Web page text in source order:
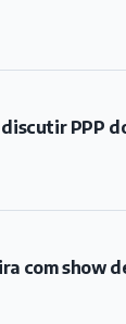
PPP
com show